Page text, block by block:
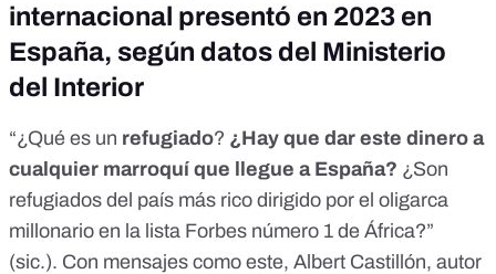
internacional presentó en 2023 en
España, según datos del Ministerio
del Interior
“¿Qué es un refugiado? ¿Hay que dar este dinero a
cualquier marroquí que llegue a España? ¿Son
refugiados del país más rico dirigido por el oligarca
millonario en la lista Forbes número 1 de África?”
(sic.). Con mensajes como este, Albert Castillón, autor